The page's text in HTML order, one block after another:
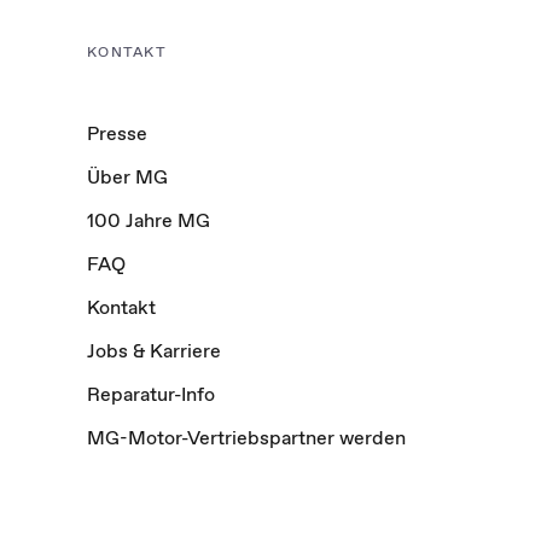
KONTAKT
Presse
Über MG
100 Jahre MG
FAQ
Kontakt
Jobs & Karriere
Reparatur-Info
MG-Motor-Vertriebspartner werden